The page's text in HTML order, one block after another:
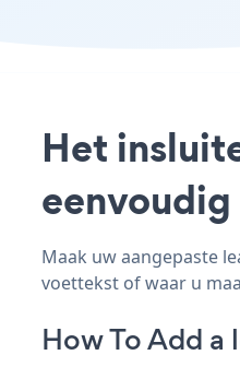
Het
Maak uw aangepaste
voettekst of waar u
How To Add